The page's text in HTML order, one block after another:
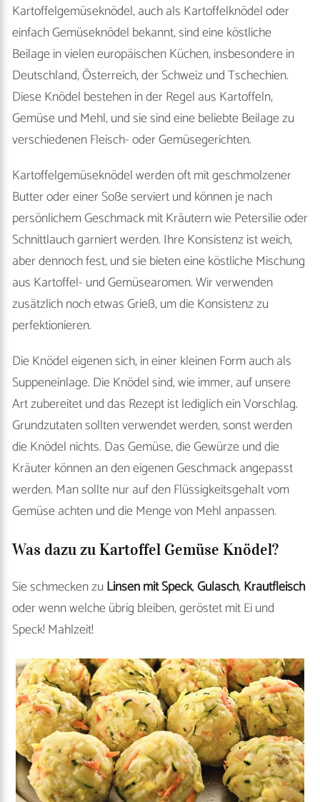
Kartoffelgemüseknödel, auch als Kartoffelknödel oder
einfach Gemüseknödel bekannt, sind eine köstliche
Beilage in vielen europäischen Küchen, insbesondere in
Deutschland, Österreich, der Schweiz und Tschechien.
Diese Knödel bestehen in der Regel aus Kartoffeln,
Gemüse und Mehl, und sie sind eine beliebte Beilage zu
verschiedenen Fleisch- oder Gemüsegerichten.
Kartoffelgemüseknödel werden oft mit geschmolzener
Butter oder einer Soße serviert und können je nach
persönlichem Geschmack mit Kräutern wie Petersilie oder
Schnittlauch garniert werden. Ihre Konsistenz ist weich,
aber dennoch fest, und sie bieten eine köstliche Mischung
aus Kartoffel- und Gemüsearomen. Wir verwenden
zusätzlich noch etwas Grieß, um die Konsistenz zu
perfektionieren.
Die Knödel eigenen sich, in einer kleinen Form auch als
Suppeneinlage. Die Knödel sind, wie immer, auf unsere
Art zubereitet und das Rezept ist lediglich ein Vorschlag.
Grundzutaten sollten verwendet werden, sonst werden
die Knödel nichts. Das Gemüse, die Gewürze und die
Kräuter können an den eigenen Geschmack angepasst
werden. Man sollte nur auf den Flüssigkeitsgehalt vom
Gemüse achten und die Menge von Mehl anpassen.
Was dazu zu Kartoffel Gemüse Knödel?
Sie schmecken zu Linsen mit Speck,Gulasch,Krautfleisch
oder wenn welche übrig bleiben, geröstet mit Ei und
Speck! Mahlzeit!